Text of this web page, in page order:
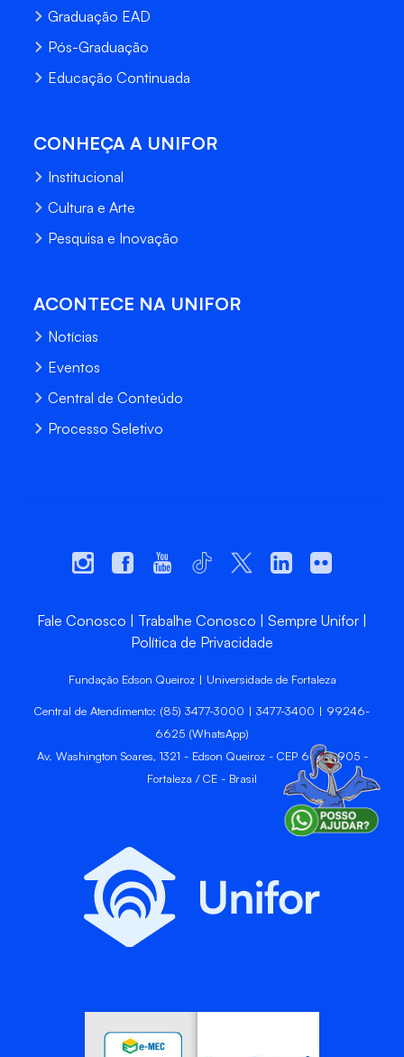
Graduação EAD
Pós-Graduação
Educação Continuada
CONHEÇA A UNIFOR
Institucional
Cultura e Arte
Pesquisa e Inovação
ACONTECE NA UNIFOR
Notícias
Eventos
Central de Conteúdo
Processo Seletivo
Fale Conosco Trabalhe Conosco
Sempre Unifor
Política de Privacidade
Fundação Edson Queiroz | Universidade de Fortaleza
Central de Atendimento: (85) 3477-3000 | 3477-3400 | 99246-
6625 (WhatsApp)
Av. Washington Soares, 1321 - Edson Queiroz - CEP 60811-905 -
Fortaleza / CE - Brasil